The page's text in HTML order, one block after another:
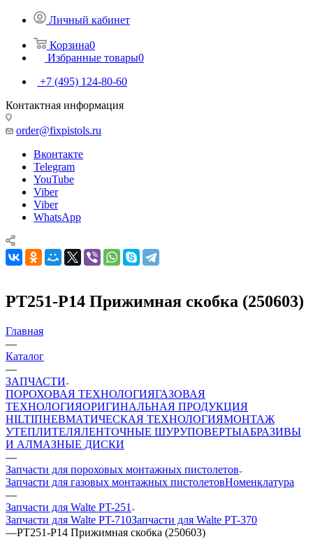
Личный кабинет
Корзина0
Избранные товары0
+7 (495) 124-80-60
Контактная информация
order@fixpistols.ru
Вконтакте
Telegram
YouTube
Viber
Viber
WhatsApp
PT251-P14 Прижимная скобка (250603)
Главная
—
Каталог
—
ЗАПЧАСТИ
ПОРОХОВАЯ ТЕХНОЛОГИЯГАЗОВАЯ
ТЕХНОЛОГИЯОРИГИНАЛЬНАЯ ПРОДУКЦИЯ
HILTIПНЕВМАТИЧЕСКАЯ ТЕХНОЛОГИЯМОНТАЖ
УТЕПЛИТЕЛЯЛЕНТОЧНЫЕ ШУРУПОВЕРТЫАБРАЗИВЫ
И АЛМАЗНЫЕ ДИСКИ
—
Запчасти для пороховых монтажных пистолетов
Запчасти для газовых монтажных пистолетовНоменклатура
—
Запчасти для Walte PT-251
Запчасти для Walte PT-710Запчасти для Walte PT-370
—PT251-P14 Прижимная скобка (250603)